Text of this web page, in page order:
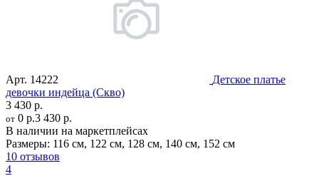
Арт. 14222
Детское платье
девочки индейца (Скво)
3 430 р.
от 0 р.3 430 р.
В наличии на маркетплейсах
Размеры: 116 см, 122 см, 128 см, 140 см, 152 см
10 отзывов
4